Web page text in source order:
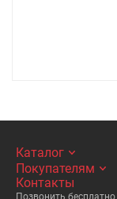
Каталог
Покупателям
Контакты
Позвонить бесплатно